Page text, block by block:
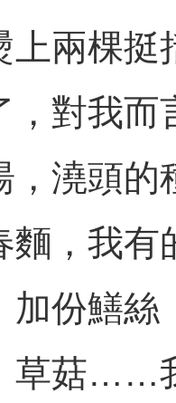
上兩棵挺
，對我而
，澆頭的
麵，我有
加份鱔
草菇……